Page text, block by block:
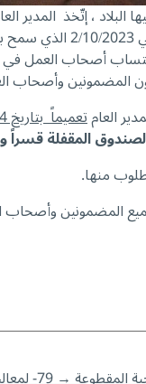
البلاد ، إتّخذ
انتساب أصحاب
المضمونين وأصحاب
العامتعميماً بتاريخ 8/10/2024 حمل الرقم 2131 طلب بموجبه
المقفلة قسراً
منها.
المضمونين وأصحاب